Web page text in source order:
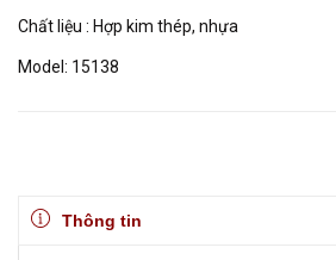
Chất liệu : Hợp kim thép, nhựa
Model: 15138
Thông tin